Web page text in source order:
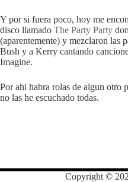
Y por si fuera poco, hoy me
disco llamado The Party Party
(aparentemente) y mezclaron las
Bush y a Kerry cantando
Imagine.
Por ahi habra rolas de algun otro
no las he escuchado todas.
Copyright ©